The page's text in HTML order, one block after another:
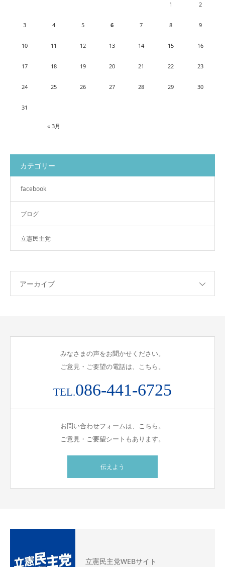
« 3月
1 2
3 4 5 6 7 8 9
10 11 12 13 14 15 16
17 18 19 20 21 22 23
24 25 26 27 28 29 30
31
カテゴリー
facebook
ブログ
立憲民主党
アーカイブ
みなさまの声をお聞かせください。
ご意見・ご要望の電話は、こちら。
TEL.086-441-6725
お問い合わせフォームは、こちら。
ご意見・ご要望シートもあります。
伝えよう
立憲民主党WEBサイト